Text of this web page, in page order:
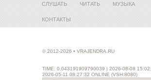
СЛУШАТЬ ЧИТАТЬ МУЗЫКА
КОНТАКТЫ
© 2012-2026 • VRAJENDRA.RU
TIME: 0.043191909790039 | 2026-08-08
2026-05-11 08:27:32 ONLINE (VSH:8080)